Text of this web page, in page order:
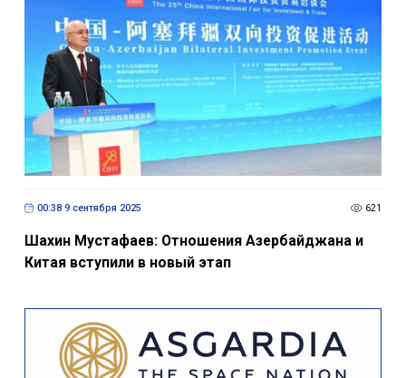
00:38 9 сентября 2025 621
Шахин Мустафаев: Отношения Азербайджана и
Китая вступили в новый этап